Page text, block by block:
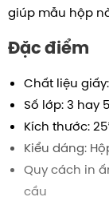
giúp mẫu hộp
Đặc điểm
Chất liệu
Số lớp: 3 hay
Kích thước:
Kiểu dáng:
Quy cách in
cầu